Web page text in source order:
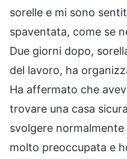
sorelle e mi sono
spaventata, come se
Due giorni dopo,
del lavoro, ha
Ha affermato che
trovare una casa
svolgere
molto preoccupata e